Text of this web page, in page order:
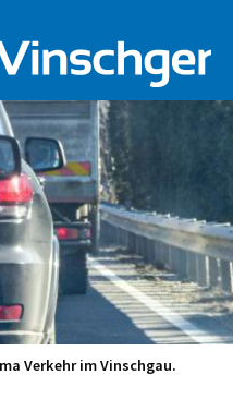
Verkehr im Vinschgau.